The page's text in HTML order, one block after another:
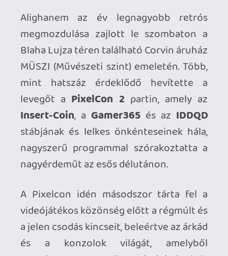
nagyszerű programmal szórakoztatta a
nagyérdeműt az esős délutánon.
A Pixelcon idén másodszor tárta fel a
videójátékos közönség előtt a régmúlt és
a jelen csodás kincseit, beleértve az árkád
és a konzolok világát, amelyből
természetesen a mikroszámítógépek is
képviselték a stílus egy-egy szeletét,így
az Amigák, a C64-ek, és a Spectrumok
sem maradtak ki a szórásból. A NES,
N64, Gamecube, Xbox, Pong,
Dreamcast, SNES, Megadrive, Saturn,
VirtualBoy felhozatal mellett olyan
ritkaságokat is szemügyre vehetett a
lelkes közönség, mint pl. a Sony ultra-
ritka képlemezes Laserstationja,
amelyből csak 1-2 db működő példány
van egész Európában.